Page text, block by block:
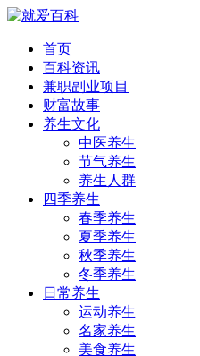
首页
百科资讯
兼职副业项目
财富故事
养生文化
中医养生
节气养生
养生人群
四季养生
春季养生
夏季养生
秋季养生
冬季养生
日常养生
运动养生
名家养生
美食养生